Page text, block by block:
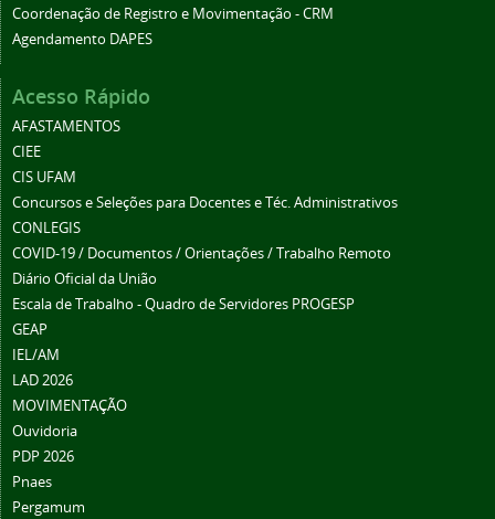
Coordenação de Registro e Movimentação - CRM
Agendamento DAPES
Acesso Rápido
AFASTAMENTOS
CIEE
CIS UFAM
Concursos e Seleções para Docentes e Téc. Administrativos
CONLEGIS
COVID-19 / Documentos / Orientações / Trabalho Remoto
Diário Oficial da União
Escala de Trabalho - Quadro de Servidores PROGESP
GEAP
IEL/AM
LAD 2026
MOVIMENTAÇÃO
Ouvidoria
PDP 2026
Pnaes
Pergamum